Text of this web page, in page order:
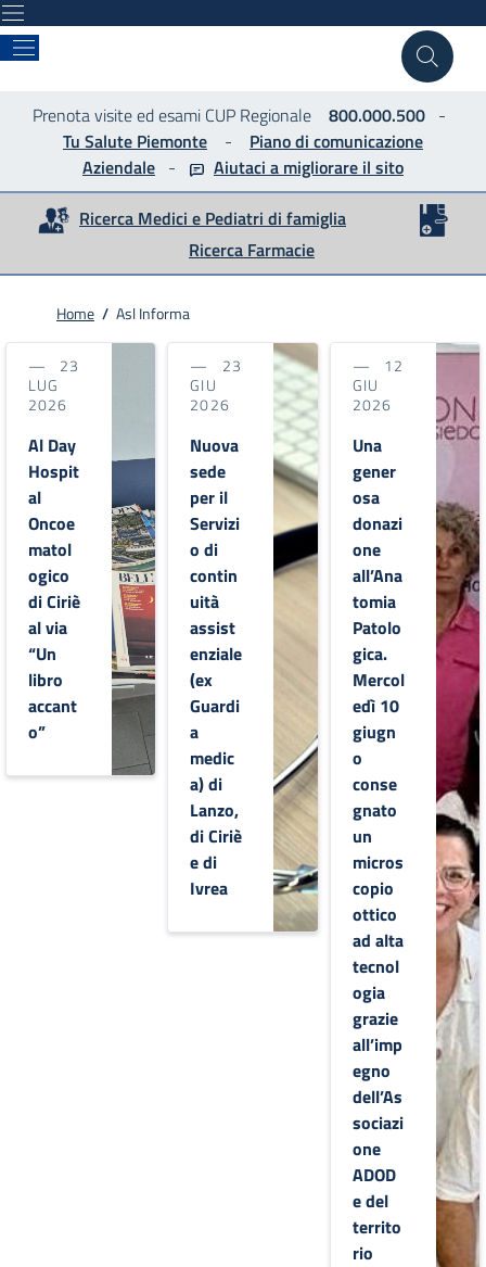
Prenota visite ed esami CUP Regionale 800.000.500-
Tu Salute Piemonte - Piano di comunicazione
Aziendale - Aiutaci a migliorare il sito
Ricerca Medici e Pediatri di famiglia
Ricerca Farmacie
Home / Asl Informa
23
LUG
2026
Al Day
Hospit
al
Oncoe
matol
ogico
di Ciriè
al via
“Un
libro
accant
o”
23
GIU
2026
Nuova
sede
per il
Servizi
o di
contin
uità
assist
enziale
(ex
Guardi
a
medic
a) di
Lanzo,
di Ciriè
e di
Ivrea
12
GIU
2026
Una
gener
osa
donazi
one
all’Ana
tomia
Patolo
gica.
Mercol
edì 10
giugn
o
conse
gnato
un
micros
copio
ottico
ad alta
tecnol
ogia
grazie
all’imp
egno
dell’As
sociazi
one
ADOD
e del
territo
rio